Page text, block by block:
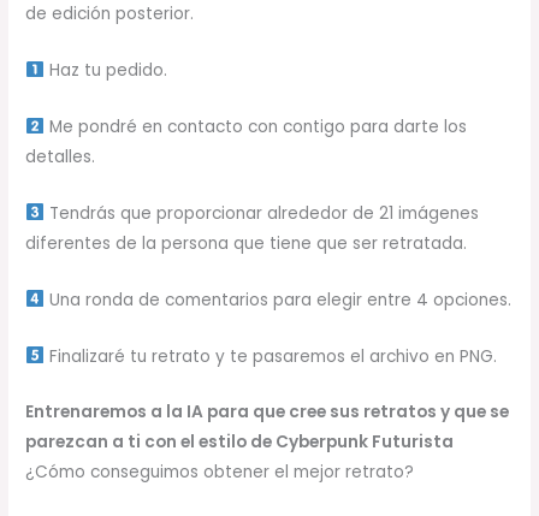
de edición posterior.
Haz tu pedido.
Me pondré en contacto con contigo para darte los
detalles.
Tendrás que proporcionar alrededor de 21 imágenes
diferentes de la persona que tiene que ser retratada.
Una ronda de comentarios para elegir entre 4 opciones.
Finalizaré tu retrato y te pasaremos el archivo en PNG.
Entrenaremos a la IA para que cree sus retratos y que se
parezcan a ti con el estilo de Cyberpunk Futurista
¿Cómo conseguimos obtener el mejor retrato?